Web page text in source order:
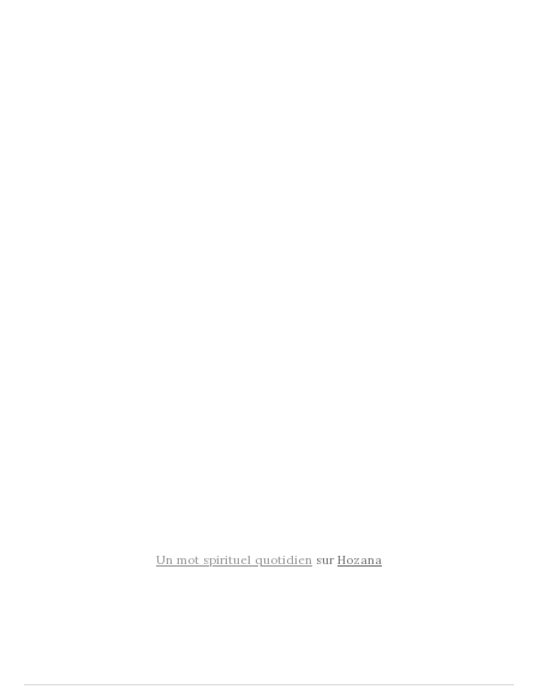
Un mot spirituel quotidien surHozana